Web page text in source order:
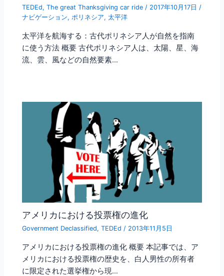
TEDEd,The great Thanksgiving car ride / 2017年10月17日/
ナビゲーション,ポリネシア,太平洋
太平洋を航海する：古代ポリネシア人が自然を指南
に使う方法 概要 古代ポリネシア人は、太陽、星、海
流、雲、風などの自然要素…
アメリカにおける投票権の進化
Government Declassified,TEDEd / 2013年11月5日
アメリカにおける投票権の進化 概要 本記事では、ア
メリカにおける投票権の歴史を、白人男性の所有者
に限定された選挙権から現…